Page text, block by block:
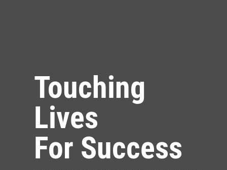
Touching
Lives
For Success